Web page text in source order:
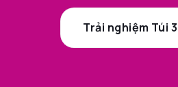
Trải nghiệm Túi